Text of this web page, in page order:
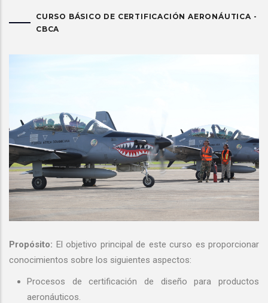
CURSO BÁSICO DE CERTIFICACIÓN AERONÁUTICA -
CBCA
Propósito: El objetivo principal de este curso es proporcionar
conocimientos sobre los siguientes aspectos:
Procesos de certificación de diseño para productos
aeronáuticos.